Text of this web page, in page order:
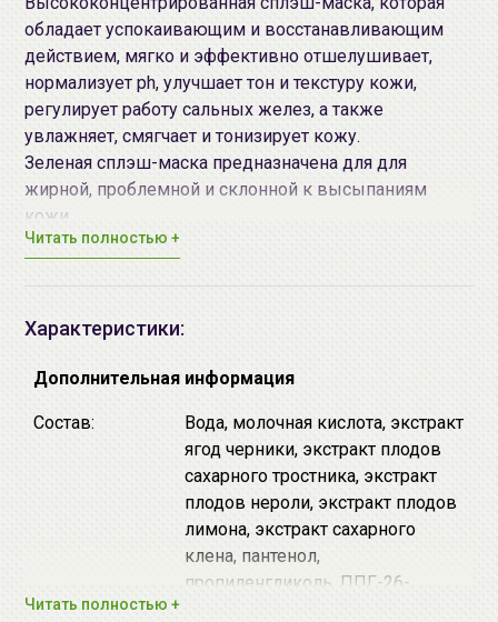
обладает успокаивающим и восстанавливающим
действием, мягко и эффективно отшелушивает,
нормализует ph, улучшает тон и текстуру кожи,
регулирует работу сальных желез, а также
увлажняет, смягчает и тонизирует кожу.
Зеленая сплэш-маска предназначена для для
жирной, проблемной и склонной к высыпаниям
кожи.
Экстракт зеленого чая (камелии)
успокаивает кожу, делает её чистой и сияющей,
противовоспалительный эффект. Зеленый чай
известен своими антиоксидантными
свойствами: он омолаживает кожу, выводит
свободные радикалы и восстанавливает
кожный покров после повреждающего
воздействия окружающей среды.
Молочная кислота- отшелушивает кожу,
очищает и сужает поры, выравнивает
микрорельеф, помогает бороться с
воспалениями, осветляет постакне и
пигментацию, а также увлажняет и укрепляет
Читать полностью +
Характеристики:
Дополнительная информация
Состав:
Вода, молочная кислота, экстракт
ягод черники, экстракт плодов
сахарного тростника, экстракт
плодов нероли, экстракт плодов
лимона, экстракт сахарного
клена, пантенол,
пропиленгликоль, ППГ-26-
Читать полностью +